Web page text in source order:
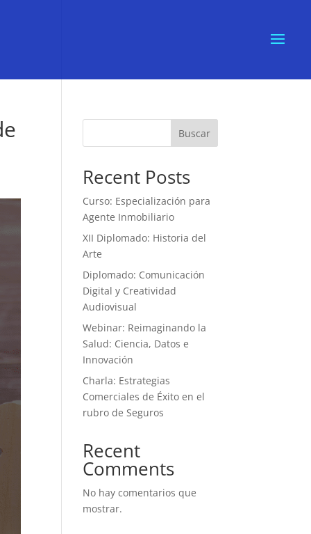
Buscar
Recent Posts
Curso: Especialización para
Agente Inmobiliario
XII Diplomado: Historia del
Arte
Diplomado: Comunicación
Digital y Creatividad
Audiovisual
Webinar: Reimaginando la
Salud: Ciencia, Datos e
Innovación
Charla: Estrategias
Comerciales de Éxito en el
rubro de Seguros
Recent
Comments
No hay comentarios que
mostrar.